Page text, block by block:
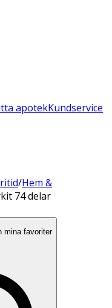
apotekKundservice
/Hem &
74 delar
mina favoriter